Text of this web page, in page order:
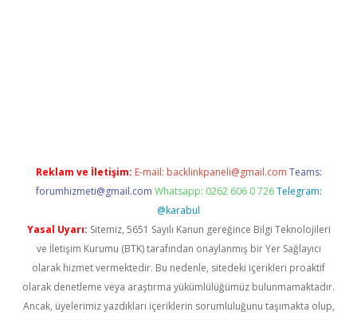
Reklam ve İletişim: E-mail: backlinkpaneli@gmail.com Teams:
forumhizmeti@gmail.com Whatsapp: 0262 606 0 726 Telegram:
@karabul
Yasal Uyarı: Sitemiz, 5651 Sayılı Kanun gereğince Bilgi Teknolojileri
ve İletişim Kurumu (BTK) tarafından onaylanmış bir Yer Sağlayıcı
olarak hizmet vermektedir. Bu nedenle, sitedeki içerikleri proaktif
olarak denetleme veya araştırma yükümlülüğümüz bulunmamaktadır.
Ancak, üyelerimiz yazdıkları içeriklerin sorumluluğunu taşımakta olup,